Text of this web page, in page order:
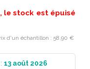
le stock est épuisé
d'un échantillon : 58,90 €
13 août 2026